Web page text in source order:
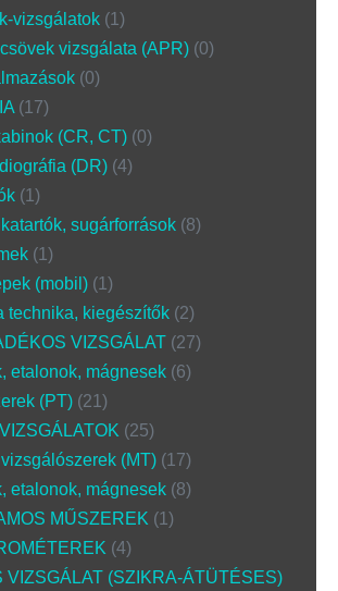
vizsgálatok 1
vizsgálata (APR) 0
0
17
(CR, CT) 0
(DR) 4
1
sugárforrások 8
1
(mobil) 1
technika, kiegészítők 2
VIZSGÁLAT 27
etalonok, mágnesek 6
(PT) 21
25
(MT) 17
etalonok, mágnesek 8
MŰSZEREK
1
4
VIZSGÁLAT (SZIKRA-ÁTÜTÉSES)